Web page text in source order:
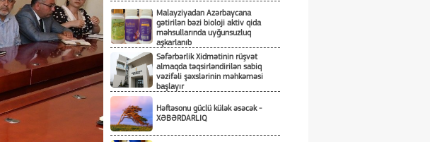
Malayziyadan Azərbaycana
gətirilən bəzi bioloji aktiv qida
məhsullarında uyğunsuzluq
aşkarlanıb
Səfərbərlik Xidmətinin rüşvət
almaqda təqsirləndirilən sabiq
vəzifəli şəxslərinin məhkəməsi
başlayır
Həftəsonu güclü külək əsəcək -
XƏBƏRDARLIQ